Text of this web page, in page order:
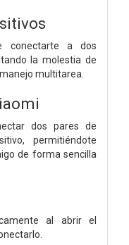
conectarte a dos
la molestia de
multitarea.
dos pares de
permitiéndote
de forma sencilla
al abrir el